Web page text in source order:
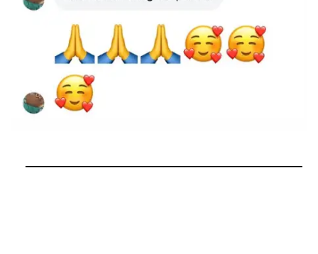
──────────────────────────